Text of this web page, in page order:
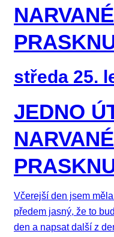
středa 25.
JEDNO
Včerejší den jsem
předem jasný, že to
den a napsat další z